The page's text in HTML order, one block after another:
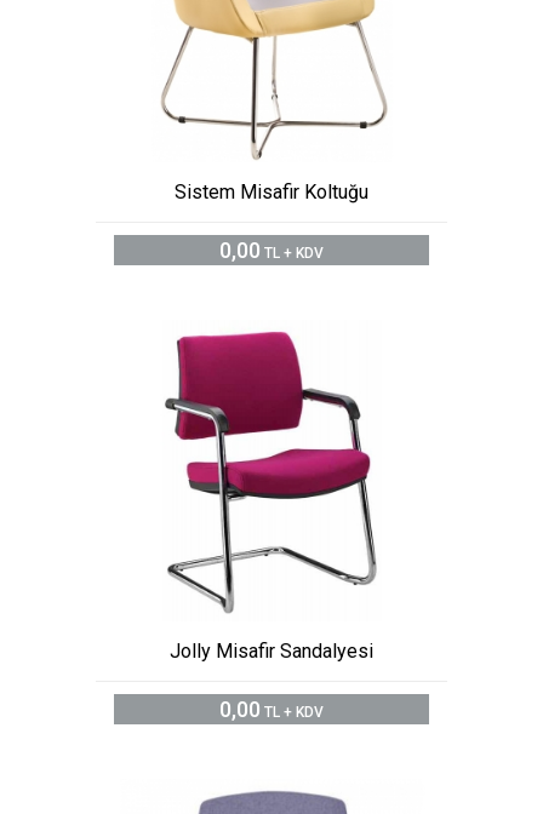
Sistem Misafir Koltuğu
0,00 TL + KDV
Jolly Misafir Sandalyesi
0,00 TL + KDV